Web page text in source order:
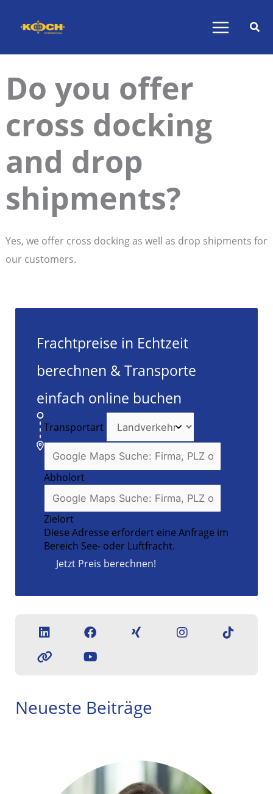
Do you offer
cross docking
and drop
shipments?
Yes, we offer cross docking as well as drop shipments for
our customers.
Frachtpreise in Echtzeit
berechnen & Transporte
einfach online buchen
Transportart
Abholort
Zielort
Diese Adresse erfordert eine Anfrage im
Bereich See- oder Luftfracht.
Jetzt Preis berechnen!
Neueste Beiträge